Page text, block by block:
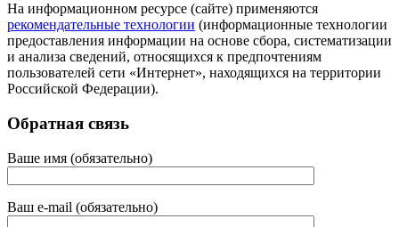
На информационном ресурсе (сайте) применяются
рекомендательные технологии (информационные технологии
предоставления информации на основе сбора, систематизации
и анализа сведений, относящихся к предпочтениям
пользователей сети «Интернет», находящихся на территории
Российской Федерации).
Обратная связь
Ваше имя (обязательно)
Ваш e-mail (обязательно)